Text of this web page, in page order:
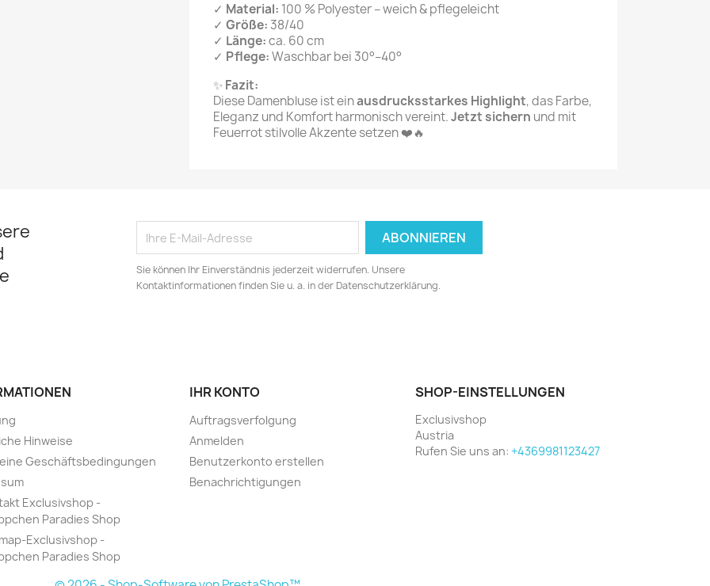
✓ Material: 100 % Polyester – weich & pflegeleicht
✓ Größe:38/40
✓ Länge:ca. 60 cm
✓ Pflege:Waschbar bei 30°–40°
✨Fazit:
Diese Damenbluse ist einausdrucksstarkes Highlight, das Farbe,
Eleganz und Komfort harmonisch vereint.Jetzt sichern und mit
Feuerrot stilvolle Akzente setzen ❤️🔥
Sie können Ihr Einverständnis jederzeit widerrufen. Unsere
Kontaktinformationen finden Sie u. a. in der Datenschutzerklärung.
Hinweise
Geschäftsbedingungen
Exclusivshop -
Paradies Shop
Exclusivshop -
Paradies Shop
IHR KONTO
Auftragsverfolgung
Anmelden
Benutzerkonto erstellen
Benachrichtigungen
SHOP-EINSTELLUNGEN
Exclusivshop
Austria
Rufen Sie uns an: +4369981123427